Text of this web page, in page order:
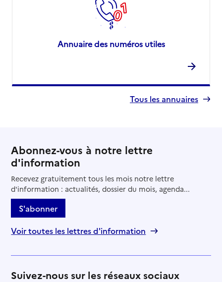
Annuaire des numéros utiles
Tous les annuaires
Abonnez-vous à notre lettre
d'information
Recevez gratuitement tous les mois notre lettre
d'information : actualités, dossier du mois, agenda...
S'abonner
Voir toutes les lettres d'information
Suivez-nous sur les réseaux sociaux